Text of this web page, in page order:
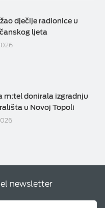
dječije radionice u
ljeta
m:tel donirala izgradnju
u Novoj Topoli
newsletter